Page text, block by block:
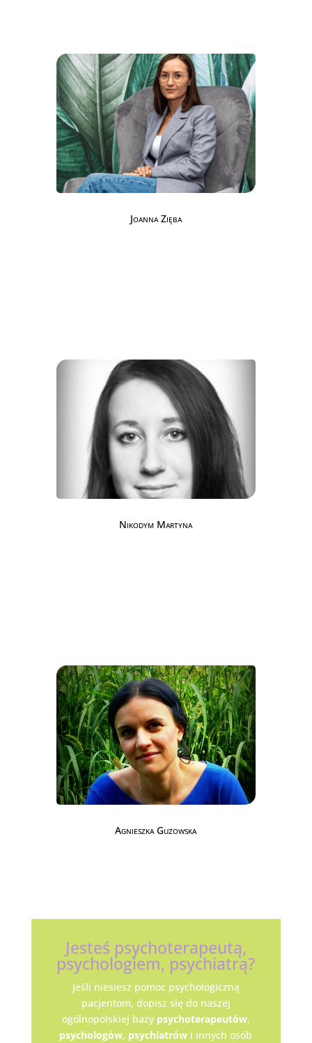
Joanna Zięba
Nikodym Martyna
Agnieszka Guzowska
Jesteś psychoterapeutą,
psychologiem, psychiatrą?
Jeśli niesiesz pomoc psychologiczną
pacjentom, dopisz się do naszej
ogólnopolskiej bazy psychoterapeutów,
psychologów, psychiatrów i innych osób